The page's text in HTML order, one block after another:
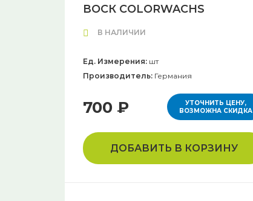
ВОСК COLORWACHS
В НАЛИЧИИ
Ед. Измерения: шт
Производитель: Германия
700 ₽
УТОЧНИТЬ ЦЕНУ,
ВОЗМОЖНА СКИДКА
ДОБАВИТЬ В КОРЗИНУ